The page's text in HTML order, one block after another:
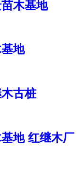
木基地
地
古桩
地 红继木厂